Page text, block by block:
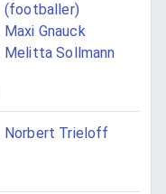
(footballer)
Maxi Gnauck
Melitta Sollmann
Norbert Trieloff